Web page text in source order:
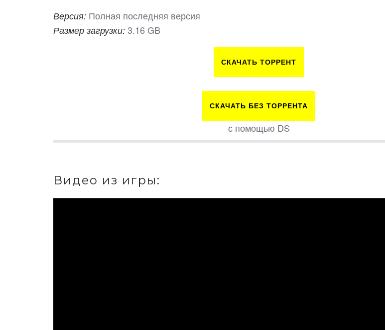
Версия: Полная последняя версия
Размер загрузки: 3.16 GB
СКАЧАТЬ ТОРРЕНТ
СКАЧАТЬ БЕЗ ТОРРЕНТА
с помощью DS
Видео из игры: